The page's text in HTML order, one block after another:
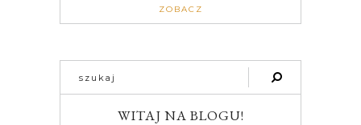
ZOBACZ
WITAJ NA BLOGU!